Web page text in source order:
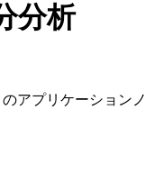
分析
アプリケーションノ